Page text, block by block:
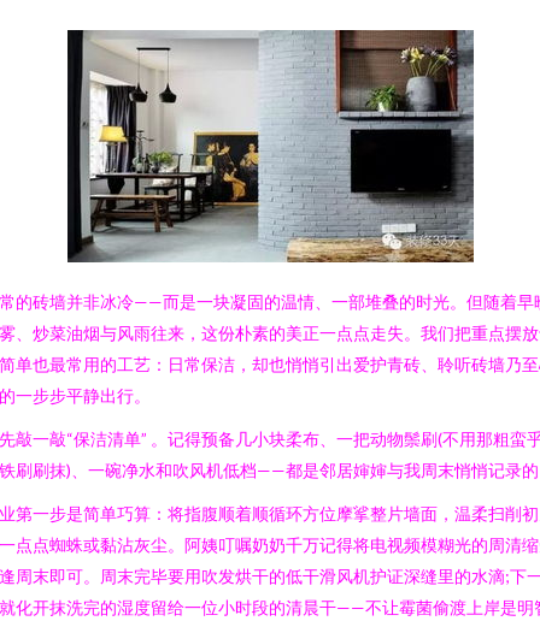
的砖墙并非冰冷——而是一块凝固的温情、一部堆叠的时光。但随着早
、炒菜油烟与风雨往来，这份朴素的美正一点点走失。我们把重点摆
单也最常用的工艺：日常保洁，却也悄悄引出爱护青砖、聆听砖墙乃
一步步平静出行。
敲一敲“保洁清单” 。记得预备几小块柔布、一把动物鬃刷(不用那粗蛮
刷刷抹)、一碗净水和吹风机低档——都是邻居婶婶与我周末悄悄记录
第一步是简单巧算：将指腹顺着顺循环方位摩挲整片墙面，温柔扫削
点点蜘蛛或黏沾灰尘。阿姨叮嘱奶奶千万记得将电视频模糊光的周清
周末即可。周末完毕要用吹发烘干的低干滑风机护证深缝里的水滴;下
化开抹洗完的湿度留给一位小时段的清晨干——不让霉菌偷渡上岸是明